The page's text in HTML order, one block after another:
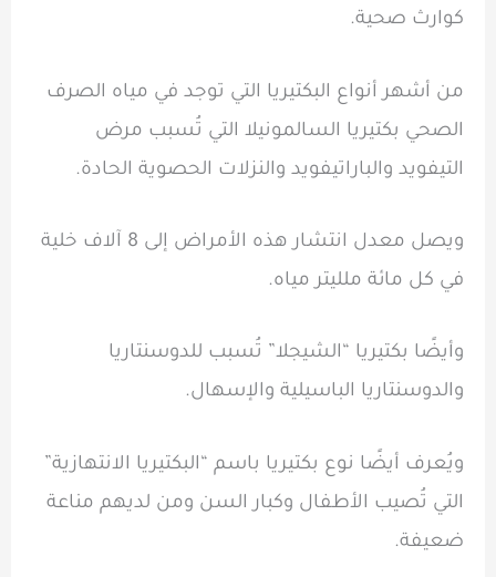
كوارث صحية.
من أشهر أنواع البكتيريا التي توجد في مياه الصرف
الصحي بكتيريا السالمونيلا التي تُسبب مرض
التيفويد والباراتيفويد والنزلات الحصوية الحادة.
ويصل معدل انتشار هذه الأمراض إلى 8 آلاف خلية
في كل مائة ملليتر مياه.
وأيضًا بكتيريا “الشيجلا” تُسبب للدوسنتاريا
والدوسنتاريا الباسيلية والإسهال.
ويُعرف أيضًا نوع بكتيريا باسم “البكتيريا الانتهازية”
التي تُصيب الأطفال وكبار السن ومن لديهم مناعة
ضعيفة.